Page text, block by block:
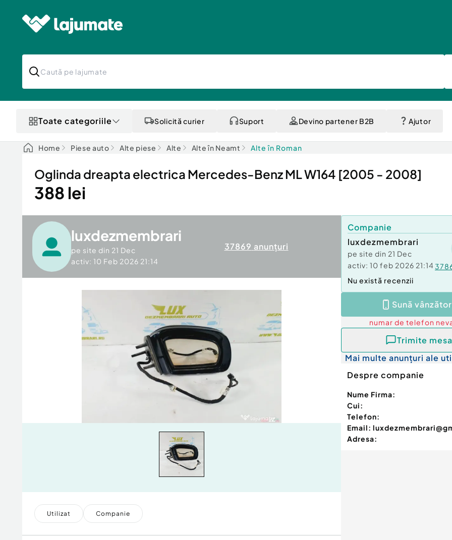
Toate categoriile Solicită curier Suport Devino partener B2B Ajutor
Home Piese auto Alte piese Alte Alte în Neamt Alte în Roman
Oglinda dreapta electrica Mercedes-Benz ML W164 [2005 - 2008]
388 lei
luxdezmembrari
pe site din 21 Dec
activ: 10 Feb 2026 21:14
37869 anunțuri
Utilizat Companie
Companie
luxdezmembrari
pe site din 21 Dec
activ: 10 feb 2026 21:14
Nu există recenzii
Sună
numar de telefon
Trimite
Mai multe anunțuri ale
Despre companie
Nume Firma:
Cui:
Telefon:
Email:
Adresa: